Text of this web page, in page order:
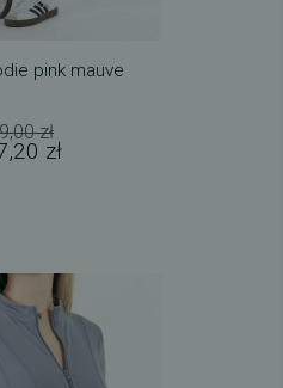
pink mauve
zł
zł